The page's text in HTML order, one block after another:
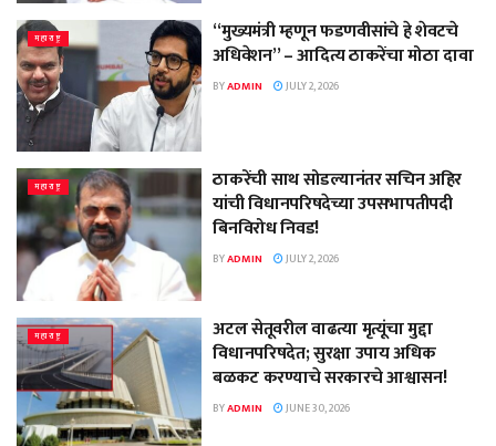
महाराष्ट्र
“मुख्यमंत्री म्हणून फडणवीसांचे हे शेवटचे
अधिवेशन” – आदित्य ठाकरेंचा मोठा दावा
BYADMIN JULY 2, 2026
महाराष्ट्र
ठाकरेंची साथ सोडल्यानंतर सचिन अहिर
यांची विधानपरिषदेच्या उपसभापतीपदी
बिनविरोध निवड!
BYADMIN JULY 2, 2026
महाराष्ट्र
अटल सेतूवरील वाढत्या मृत्यूंचा मुद्दा
विधानपरिषदेत; सुरक्षा उपाय अधिक
बळकट करण्याचे सरकारचे आश्वासन!
BYADMIN JUNE 30, 2026